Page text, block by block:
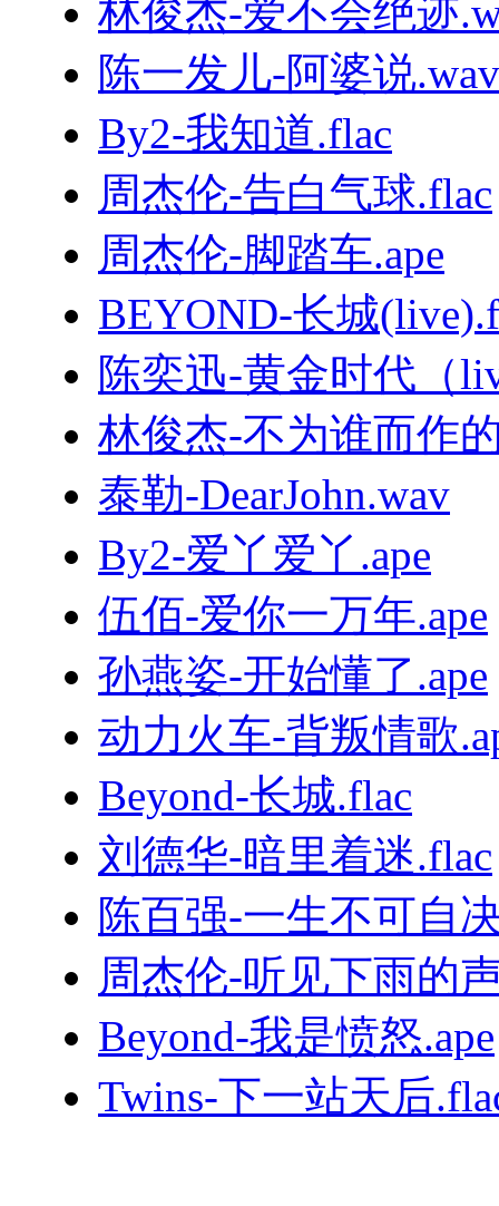
林俊杰-爱不会绝迹
陈一发儿-阿婆说.wav
By2-我知道.flac
周杰伦-告白气球.flac
周杰伦-脚踏车.ape
BEYOND-长城
陈奕迅-黄金时代（
林俊杰-不为谁而作
泰勒-DearJohn.wav
By2-爱丫爱丫.ape
伍佰-爱你一万年.ape
孙燕姿-开始懂了.ape
动力火车-背叛情歌
Beyond-长城.flac
刘德华-暗里着迷.flac
陈百强-一生不可自
周杰伦-听见下雨的
Beyond-我是愤怒.ape
Twins-下一站天后